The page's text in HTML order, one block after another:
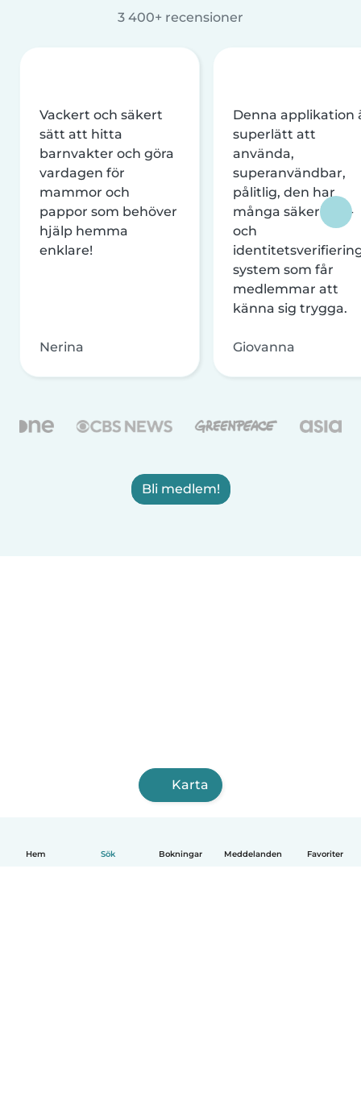
Hem Sök Bokningar Meddelanden Favoriter
3 400+ recensioner
Vackert och säkert
sätt att hitta
barnvakter och göra
vardagen för
mammor och
pappor som behöver
hjälp hemma
enklare!
Nerina
Denna applikation
superlätt att
använda,
superanvändbar,
pålitlig, den har
många säkerhets-
och
system som får
medlemmar att
känna sig trygga.
Giovanna
Bli medlem!
Karta